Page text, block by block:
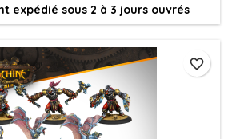
expédié sous 2 à 3 jours ouvrés
favorite_border